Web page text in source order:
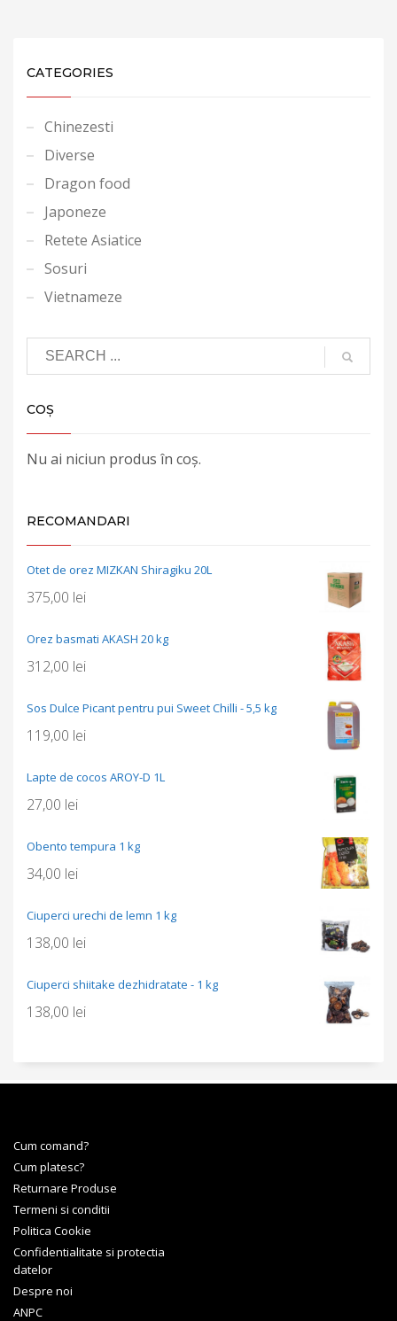
CATEGORIES
Chinezesti
Diverse
Dragon food
Japoneze
Retete Asiatice
Sosuri
Vietnameze
COȘ
Nu ai niciun produs în coș.
RECOMANDARI
Otet de orez MIZKAN Shiragiku 20L
375,00 lei
Orez basmati AKASH 20 kg
312,00 lei
Sos Dulce Picant pentru pui Sweet Chilli - 5,5 kg
119,00 lei
Lapte de cocos AROY-D 1L
27,00 lei
Obento tempura 1 kg
34,00 lei
Ciuperci urechi de lemn 1 kg
138,00 lei
Ciuperci shiitake dezhidratate - 1 kg
138,00 lei
Cum comand?
Cum platesc?
Returnare Produse
Termeni si conditii
Politica Cookie
Confidentialitate si protectia
datelor
Despre noi
ANPC